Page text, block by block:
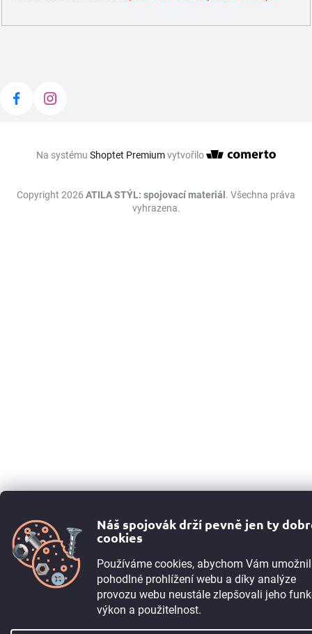
Náš spojovák drží pevně jen ty
cookies
Používáme cookies, abychom Vám
pohodlné prohlížení webu a díky analýze
provozu webu neustále zlepšovali jeho
výkon a použitelnost.
Na systému Shoptet Premiumvytvořilo
Copyright 2026 ATILA STÝL: spojovací materiál. Všechna práva
vyhrazena.